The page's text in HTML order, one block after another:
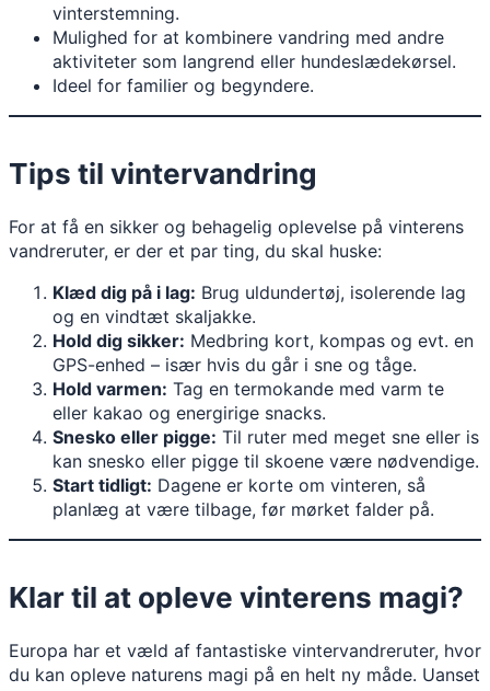
vinterstemning.
Mulighed for at kombinere vandring med andre
aktiviteter som langrend eller hundeslædekørsel.
Ideel for familier og begyndere.
Tips til vintervandring
For at få en sikker og behagelig oplevelse på vinterens
vandreruter, er der et par ting, du skal huske:
Klæd dig på i lag: Brug uldundertøj, isolerende lag
og en vindtæt skaljakke.
Hold dig sikker: Medbring kort, kompas og evt. en
GPS-enhed – især hvis du går i sne og tåge.
Hold varmen: Tag en termokande med varm te
eller kakao og energirige snacks.
Snesko eller pigge: Til ruter med meget sne eller is
kan snesko eller pigge til skoene være nødvendige.
Start tidligt: Dagene er korte om vinteren, så
planlæg at være tilbage, før mørket falder på.
Klar til at opleve vinterens magi?
Europa har et væld af fantastiske vintervandreruter, hvor
du kan opleve naturens magi på en helt ny måde. Uanset